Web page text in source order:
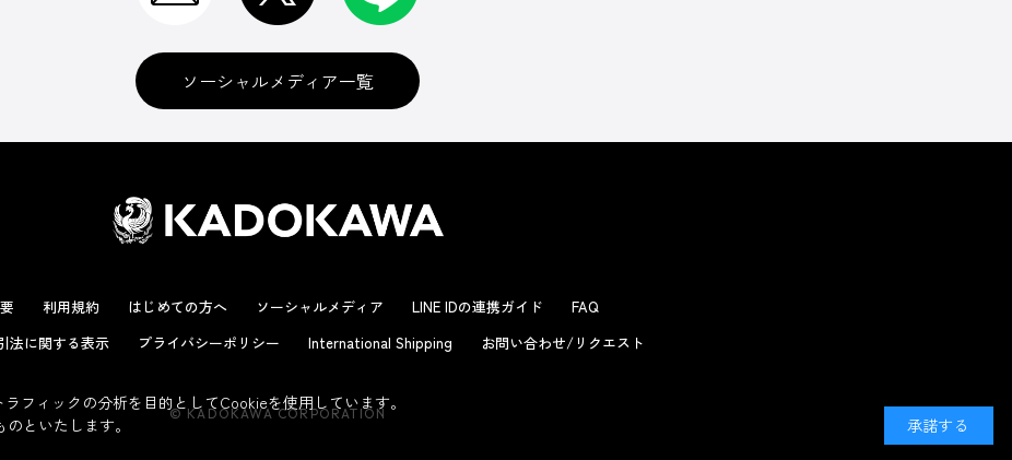
ソーシャルメディア一覧
利用規約 はじめての方へ ソーシャルメディア LINE IDの連携ガイド
FAQ
法に関する表示
プライバシーポリシー International Shipping お問い合わせ/リクエスト
© KADOKAWA CORPORATION
フィックの分析を目的としてCookieを使用しています。
といたします。
承諾する